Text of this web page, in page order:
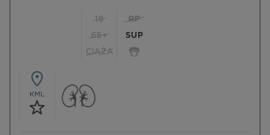
18
65+
CIĄŻA
RP
SUP
KML